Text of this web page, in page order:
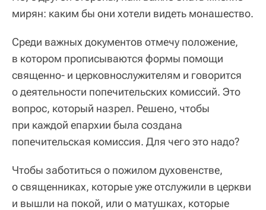
мирян: каким бы они хотели видеть монашество.
Среди важных документов отмечу положение,
в котором прописываются формы помощи
священно- и церковнослужителям и говорится
о деятельности попечительских комиссий. Это
вопрос, который назрел. Решено, чтобы
при каждой епархии была создана
попечительская комиссия. Для чего это надо?
Чтобы заботиться о пожилом духовенстве,
о священниках, которые уже отслужили в церкви
и вышли на покой, или о матушках, которые